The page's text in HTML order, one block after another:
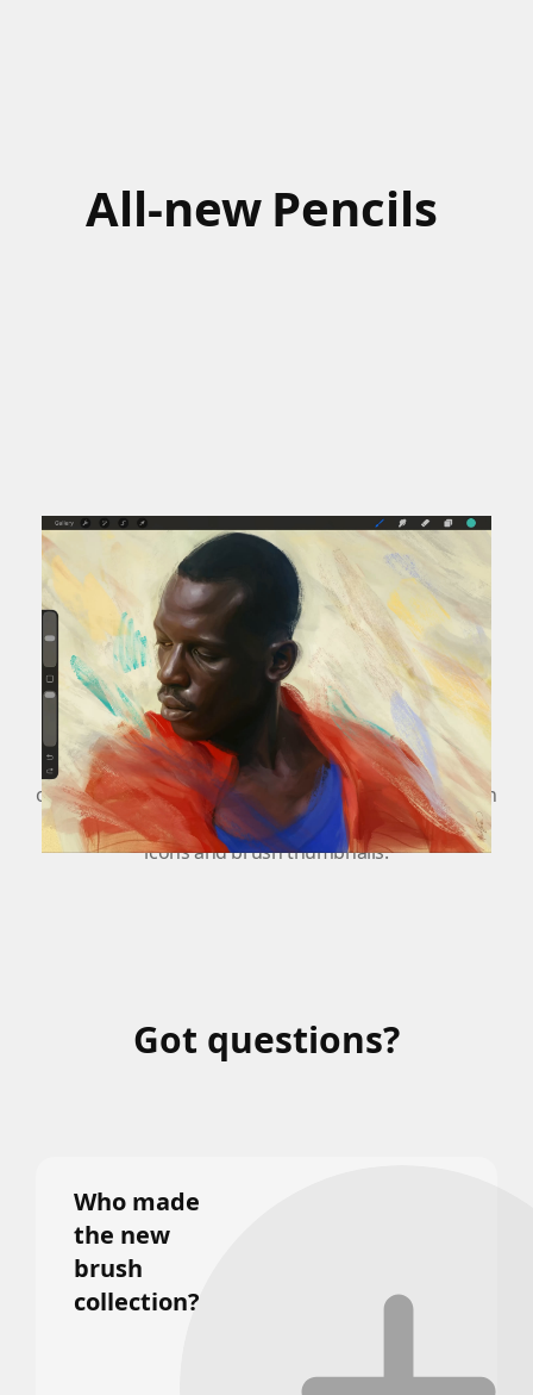
All-new Pencils
Pens
Brushes.
Brushes. Sorted.
You can now build your own custom brush libraries.
Fill them with the brushes you need for your project
or workflow. Finding the perfect brush is quicker than
ever with brush search and customisable brush set
icons and brush thumbnails.
Got questions?
Who made
the new
brush
collection?